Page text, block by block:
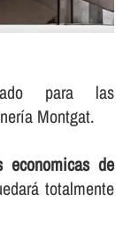
para las
Montgat.
economicas de
totalmente